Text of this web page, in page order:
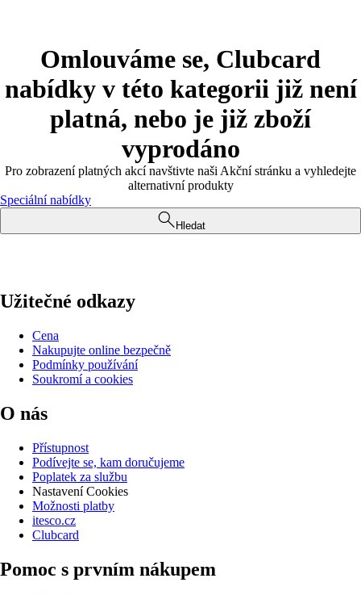
Omlouváme se, Clubcard
nabídky v této kategorii již není
platná, nebo je již zboží
vyprodáno
Pro zobrazení platných akcí navštivte naši Akční stránku a vyhledejte
alternativní produkty
Speciální nabídky
Hledat
Užitečné odkazy
Cena
Nakupujte online bezpečně
Podmínky používání
Soukromí a cookies
O nás
Přístupnost
Podívejte se, kam doručujeme
Poplatek za službu
Nastavení Cookies
Možnosti platby
itesco.cz
Clubcard
Pomoc s prvním nákupem